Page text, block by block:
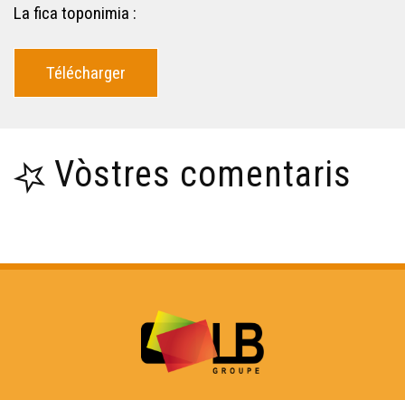
ÒC Kay - Los noms en -AC
ÒC Kay - Agen
ÒC Kay - Sentaralha
La fica toponimia :
Télécharger
Vòstres comentaris